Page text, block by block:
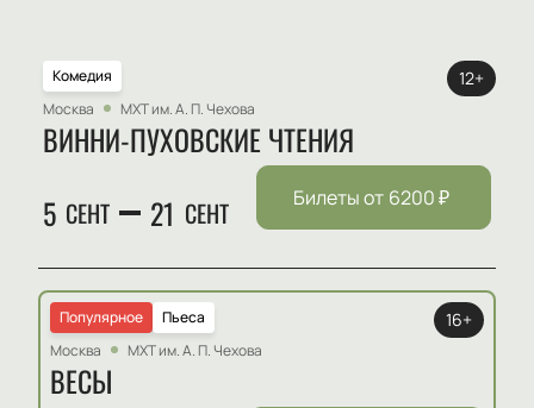
Комедия
Москва
МХТ им. А. П. Чехова
ВИННИ-ПУХОВСКИЕ ЧТЕНИЯ
5 СЕНТ 21 СЕНТ
12+
Билеты от 6200₽
Пьеса
Популярное
Москва
МХТ им. А. П. Чехова
ВЕСЫ
16+